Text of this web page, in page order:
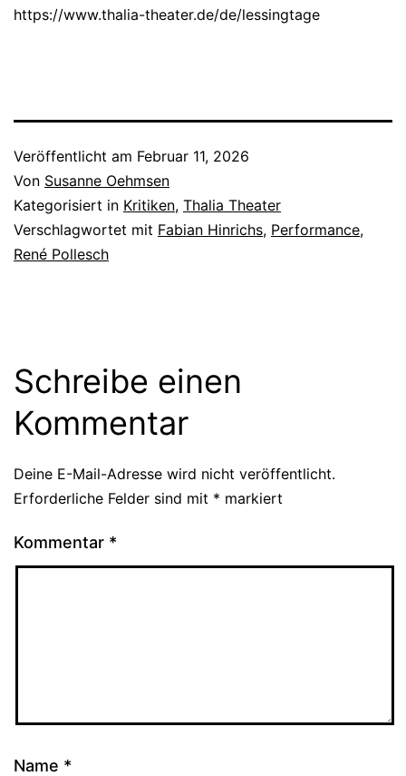
https://www.thalia-theater.de/de/lessingtage
Veröffentlicht am Februar 11, 2026
Von Susanne Oehmsen
Kategorisiert in Kritiken, Thalia Theater
Verschlagwortet mit Fabian Hinrichs, Performance,
René Pollesch
Schreibe einen
Kommentar
Deine E-Mail-Adresse wird nicht veröffentlicht.
Erforderliche Felder sind mit * markiert
Kommentar *
Name *